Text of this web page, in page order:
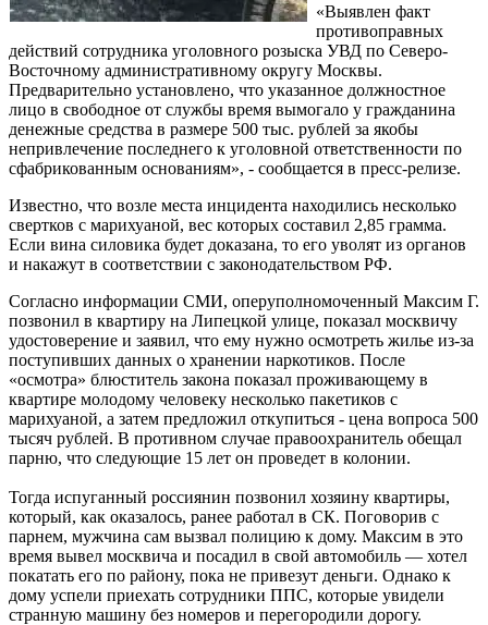
«Выявлен факт
противоправных
действий сотрудника уголовного розыска УВД по Северо-
Восточному административному округу Москвы.
Предварительно установлено, что указанное должностное
лицо в свободное от службы время вымогало у гражданина
денежные средства в размере 500 тыс. рублей за якобы
непривлечение последнего к уголовной ответственности по
сфабрикованным основаниям», - сообщается в пресс-релизе.
Известно, что возле места инцидента находились несколько
свертков с марихуаной, вес которых составил 2,85 грамма.
Если вина силовика будет доказана, то его уволят из органов
и накажут в соответствии с законодательством РФ.
Согласно информации СМИ, оперуполномоченный Максим Г.
позвонил в квартиру на Липецкой улице, показал москвичу
удостоверение и заявил, что ему нужно осмотреть жилье из-за
поступивших данных о хранении наркотиков. После
«осмотра» блюститель закона показал проживающему в
квартире молодому человеку несколько пакетиков с
марихуаной, а затем предложил откупиться - цена вопроса 500
тысяч рублей. В противном случае правоохранитель обещал
парню, что следующие 15 лет он проведет в колонии.
Тогда испуганный россиянин позвонил хозяину квартиры,
который, как оказалось, ранее работал в СК. Поговорив с
парнем, мужчина сам вызвал полицию к дому. Максим в это
время вывел москвича и посадил в свой автомобиль — хотел
покатать его по району, пока не привезут деньги. Однако к
дому успели приехать сотрудники ППС, которые увидели
странную машину без номеров и перегородили дорогу.